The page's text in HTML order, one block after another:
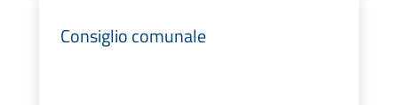
Consiglio comunale